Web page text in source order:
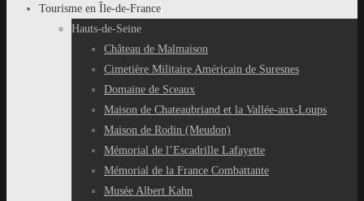
Tourisme en Île-de-France
Hauts-de-Seine
Château de Malmaison
Cimetière Militaire Américain de Suresnes
Domaine de Sceaux
Maison de Chateaubriand et la Vallée-aux-Loups
Maison de Rodin (Meudon)
Mémorial de l’Escadrille Lafayette
Mémorial de la France Combattante
Musée Albert Kahn